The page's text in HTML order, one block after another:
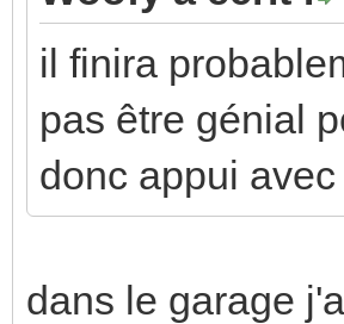
il finira
pas être génial
donc appui
dans le garage